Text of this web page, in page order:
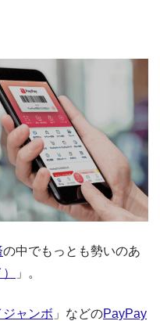
の中でもっとも勢いのあ
」。
ャンボ 」などのPayPay